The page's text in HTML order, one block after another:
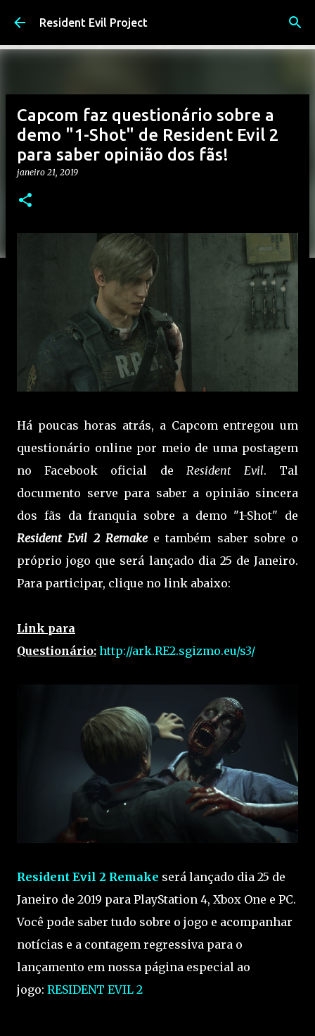
Pular para o conteúdo principal
Resident Evil Project
Capcom faz questionário sobre a
demo "1-Shot" de Resident Evil 2
para saber opinião dos fãs!
janeiro 21, 2019
Há poucas horas atrás, a Capcom entregou um
questionário online por meio de uma postagem
no Facebook oficial de Resident Evil. Tal
documento serve para saber a opinião sincera
dos fãs da franquia sobre a demo "1-Shot" de
Resident Evil 2 Remakee também saber sobre o
próprio jogo que será lançado dia 25 de Janeiro.
Para participar, clique no link abaixo:
Link para
Questionário: http://ark.RE2.sgizmo.eu/s3/
Resident Evil 2 Remake será lançado dia 25 de
Janeiro de 2019 para PlayStation 4, Xbox One e PC.
Você pode saber tudo sobre o jogo e acompanhar
notícias e a contagem regressiva para o
lançamento em nossa página especial ao
jogo: RESIDENT EVIL 2